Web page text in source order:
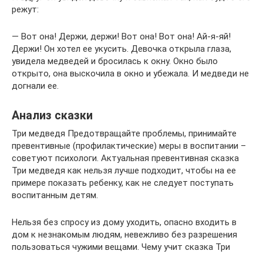
режут:
— Вот она! Держи, держи! Вот она! Вот она! Ай-я-яй!
Держи! Он хотел ее укусить. Девочка открыла глаза,
увидела медведей и бросилась к окну. Окно было
открыто, она выскочила в окно и убежала. И медведи не
догнали ее.
Анализ сказки
Три медведя Предотвращайте проблемы, принимайте
превентивные (профилактические) меры в воспитании –
советуют психологи. Актуальная превентивная сказка
Три медведя как нельзя лучше подходит, чтобы на ее
примере показать ребенку, как не следует поступать
воспитанным детям.
Нельзя без спросу из дому уходить, опасно входить в
дом к незнакомым людям, невежливо без разрешения
пользоваться чужими вещами. Чему учит сказка Три